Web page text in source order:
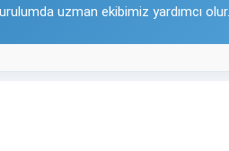
uzman ekibimiz yardımcı olur.